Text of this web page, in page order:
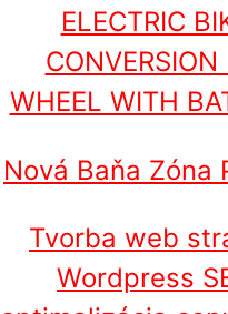
ELECTRIC
CONVERSION
WHEEL WITH
Nová Baňa Zóna
Tvorba web
Wordpress